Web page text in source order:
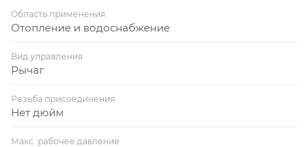
Область применения
Отопление и водоснабжение
Вид управления
Рычаг
Резьба присоединения
Нет дюйм
Макс. рабочее давление